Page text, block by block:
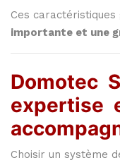
Ces caractéristiques
importante et une
Domotec
expertise
Choisir un système